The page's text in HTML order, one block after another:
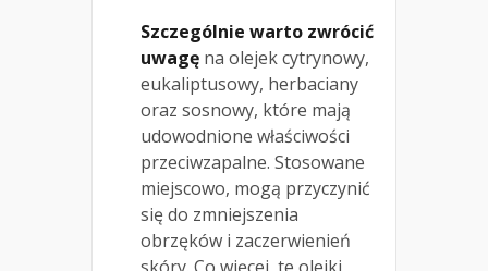
Szczególnie warto zwrócić
uwagę na olejek cytrynowy,
eukaliptusowy, herbaciany
oraz sosnowy, które mają
udowodnione właściwości
przeciwzapalne. Stosowane
miejscowo, mogą przyczynić
się do zmniejszenia
obrzęków i zaczerwienień